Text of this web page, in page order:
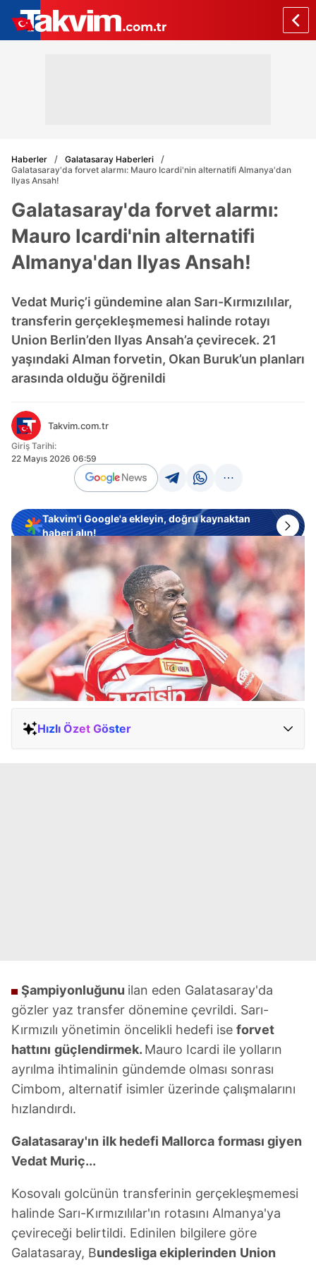
Haberler
Galatasaray Haberleri
Galatasaray'da forvet alarmı: Mauro Icardi'nin alternatifi Almanya'dan
Ilyas Ansah!
Galatasaray'da forvet alarmı:
Mauro Icardi'nin alternatifi
Almanya'dan Ilyas Ansah!
Vedat Muriç’i gündemine alan Sarı-Kırmızılılar,
transferin gerçekleşmemesi halinde rotayı
Union Berlin’den Ilyas Ansah’a çevirecek. 21
yaşındaki Alman forvetin, Okan Buruk’un planları
arasında olduğu öğrenildi
Takvim.com.tr
Giriş Tarihi:
22 Mayıs 2026 06:59
Takvim'i Google'a ekleyin, doğru kaynaktan
haberi alın!
Hızlı Özet Göster
Şampiyonluğunu ilan eden Galatasaray'da
gözler yaz transfer dönemine çevrildi. Sarı-
Kırmızılı yönetimin öncelikli hedefi ise forvet
hattını güçlendirmek. Mauro Icardi ile yolların
ayrılma ihtimalinin gündemde olması sonrası
Cimbom, alternatif isimler üzerinde çalışmalarını
hızlandırdı.
Galatasaray'ın ilk hedefi Mallorca forması giyen
Vedat Muriç...
Kosovalı golcünün transferinin gerçekleşmemesi
halinde Sarı-Kırmızılılar'ın rotasını Almanya'ya
çevireceği belirtildi. Edinilen bilgilere göre
Galatasaray, Bundesliga ekiplerinden Union